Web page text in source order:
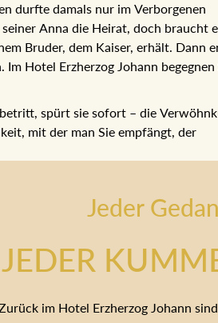
durfte damals nur im Verborgenen
Anna die Heirat, doch braucht
Bruder, dem Kaiser, erhält. Dann
Im Hotel Erzherzog Johann
und Tritt.
spürt sie sofort – die
mit der man Sie empfängt, der
Jeder
JEDER
im Hotel Erzherzog Johann